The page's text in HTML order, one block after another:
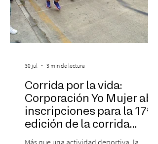
Corrida por la vida:
Corporación Yo Mujer abre
inscripciones para la 17ª
edición de la corrida
solidaria
30 jul 3 min de lectura